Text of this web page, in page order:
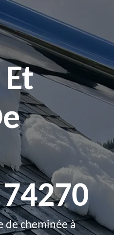
de cheminée à